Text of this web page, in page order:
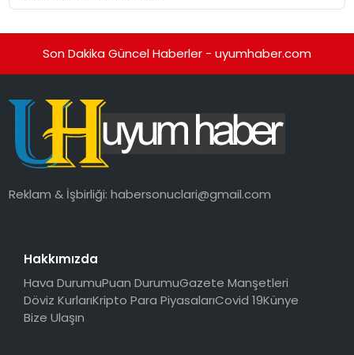
Son Dakika Güncel Haberler - uyumhaber.com
Reklam & İşbirliği:habersonuclari@gmail.com
Hakkımızda
Hava DurumuPuan DurumuGazete Manşetleri
Döviz KurlarıKripto Para PiyasalarıCovid 19Künye
Bize Ulaşın